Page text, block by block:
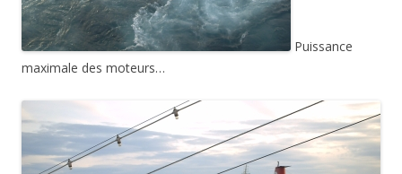
Puissance
maximale des moteurs…